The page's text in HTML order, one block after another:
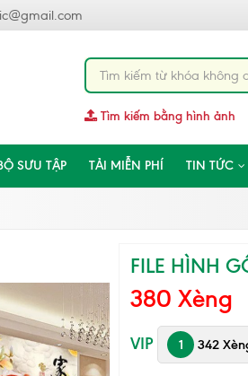
Tìm kiếm bằng hình ảnh
SƯU TẬP TẢI MIỄN PHÍ TIN TỨC
FILE HÌNH
380 Xèng
VIP 1 342